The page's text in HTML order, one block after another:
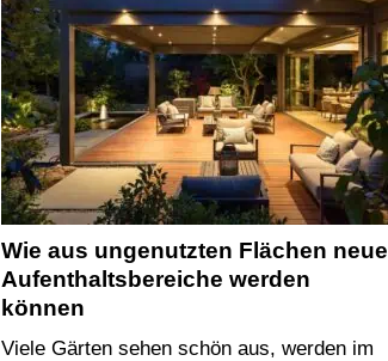
Wie aus ungenutzten Flächen neue
Aufenthaltsbereiche werden
können
Viele Gärten sehen schön aus, werden im